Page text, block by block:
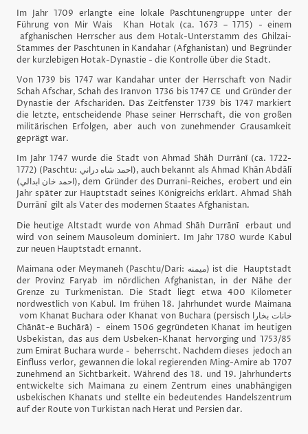
Im Jahr 1709 erlangte eine lokale Paschtunengruppe unter der
Führung von Mir Wais
Khan Hotak (ca. 1673 – 1715) - einem
afghanischen Herrscher aus dem Hotak-Unterstamm des Ghilzai-
Stammes der Paschtunen in Kandahar (Afghanistan) und Begründer
der kurzlebigen Hotak-Dynastie - die Kontrolle über die Stadt.
Von 1739 bis 1747 war Kandahar unter der Herrschaft von Nadir
Schah Afschar, Schah des Iranvon 1736 bis 1747 CE und Gründer der
Dynastie der Afschariden. Das Zeitfenster 1739 bis 1747 markiert
die letzte, entscheidende Phase seiner Herrschaft, die von großen
militärischen Erfolgen, aber auch von zunehmender Grausamkeit
geprägt war.
Im Jahr 1747 wurde die Stadt von Ahmad Shāh Durrānī (ca. 1722-
1772) (Paschtu: احمد شاه دراني), auch bekannt als Ahmad Khān Abdālī
(احمد خان ابدالي), dem Gründer des Durrani-Reiches, erobert und ein
Jahr später zur Hauptstadt seines Königreichs erklärt. Ahmad Shāh
Durrānī gilt als Vater des modernen Staates Afghanistan.
Die heutige Altstadt wurde von Ahmad Shāh Durrānī erbaut und
wird von seinem Mausoleum dominiert. Im Jahr 1780 wurde Kabul
zur neuen Hauptstadt ernannt.
Maimana oder Meymaneh (Paschtu/Dari: ميمنه) ist die Hauptstadt
der Provinz Faryab im nördlichen Afghanistan, in der Nähe der
Grenze zu Turkmenistan. Die Stadt liegt etwa 400 Kilometer
nordwestlich von Kabul. Im frühen 18. Jahrhundet wurde Maimana
vom Khanat Buchara oder Khanat von Buchara (persisch خانات بخارا
Chānāt-e Buchārā) - einem 1506 gegründeten Khanat im heutigen
Usbekistan, das aus dem Usbeken-Khanat hervorging und 1753/85
zum Emirat Buchara wurde - beherrscht. Nachdem dieses jedoch an
Einfluss verlor, gewannen die lokal regierenden Ming-Amire ab 1707
zunehmend an Sichtbarkeit. Während des 18. und 19. Jahrhunderts
entwickelte sich Maimana zu einem Zentrum eines unabhängigen
usbekischen Khanats und stellte ein bedeutendes Handelszentrum
auf der Route von Turkistan nach Herat und Persien dar.